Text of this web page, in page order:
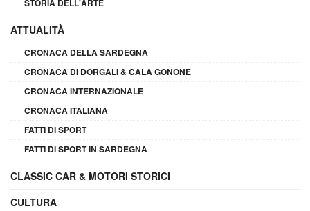
STORIA DELL'ARTE
ATTUALITÀ
CRONACA DELLA SARDEGNA
CRONACA DI DORGALI & CALA GONONE
CRONACA INTERNAZIONALE
CRONACA ITALIANA
FATTI DI SPORT
FATTI DI SPORT IN SARDEGNA
CLASSIC CAR & MOTORI STORICI
CULTURA